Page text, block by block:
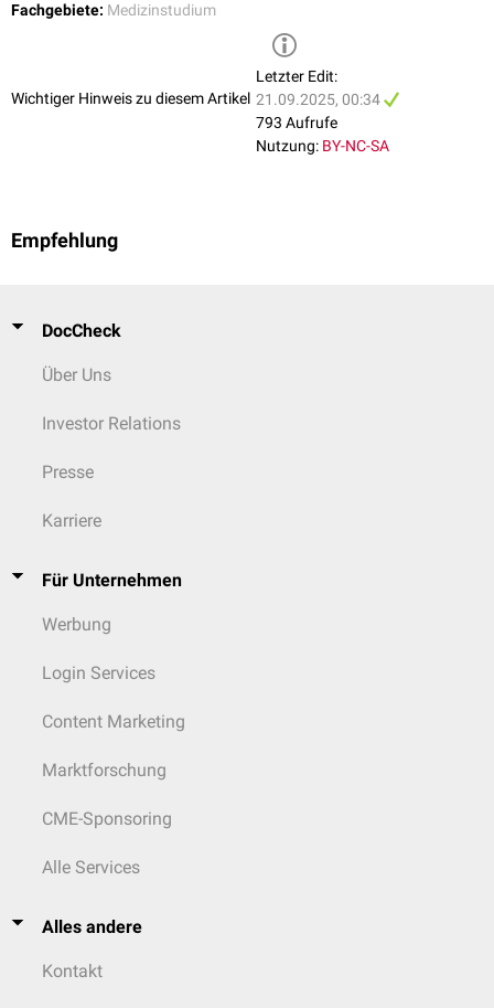
Fachgebiete: Medizinstudium
Wichtiger Hinweis zu diesem Artikel
Letzter Edit:
21.09.2025, 00:34
793 Aufrufe
Nutzung: BY-NC-SA
Empfehlung
DocCheck
Über Uns
Investor Relations
Presse
Karriere
Für Unternehmen
Werbung
Login Services
Content Marketing
Marktforschung
CME-Sponsoring
Alle Services
Alles andere
Kontakt